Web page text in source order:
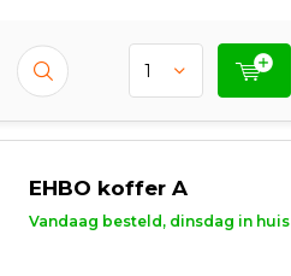
EHBO koffer A
Vandaag besteld, dinsdag in huis